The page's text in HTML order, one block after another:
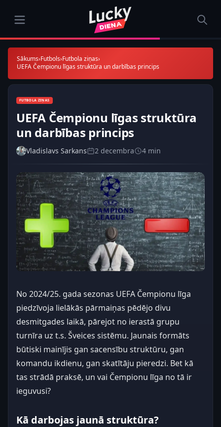
Sākums›Futbols›Futbola ziņas›
UEFA Čempionu līgas struktūra un darbības princips
FUTBOLA ZIŅAS
UEFA Čempionu līgas struktūra
un darbības princips
Vladislavs Sarkans 2 decembra 4 min
No 2024/25. gada sezonas UEFA Čempionu līga
piedzīvoja lielākās pārmaiņas pēdējo divu
desmitgades laikā, pārejot no ierastā grupu
turnīra uz t.s. Šveices sistēmu. Jaunais formāts
būtiski mainījis gan sacensību struktūru, gan
komandu ikdienu, gan skatītāju pieredzi. Bet kā
tas strādā praksē, un vai Čempionu līga no tā ir
ieguvusi?
Kā darbojas jaunā struktūra?